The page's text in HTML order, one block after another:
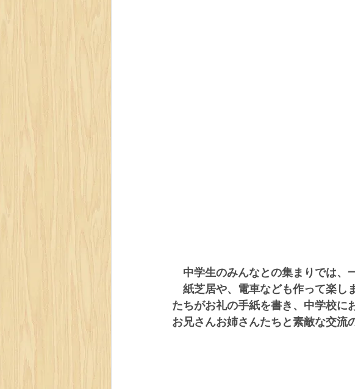
中学生のみんなとの集まりでは、
紙芝居や、電車なども作って楽し
たちがお礼の手紙を書き、中学校に
お兄さんお姉さんたちと素敵な交流